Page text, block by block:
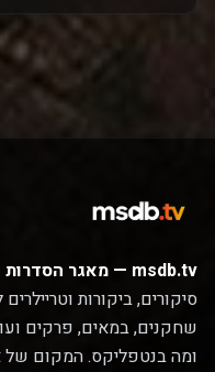
msdb.tv — מאגר הסדרות והסרטים המוביל בעברית.
סיקורים, ביקורות
שחקנים, במאים, פרקים
ומה בנטפליקס. המקום של